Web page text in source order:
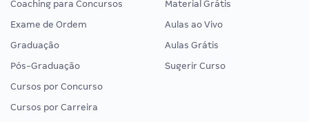
Coaching para Concursos
Exame de Ordem
Graduação
Pós-Graduação
Cursos por Concurso
Cursos por Carreira
Material Grátis
Aulas ao Vivo
Aulas Grátis
Sugerir Curso